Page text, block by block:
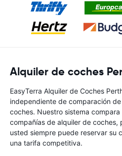
Alquiler de coches
EasyTerra Alquiler de Coches
independiente de comparación
coches. Nuestro sistema
compañías de alquiler de coches,
usted siempre puede reservar su
una tarifa competitiva.